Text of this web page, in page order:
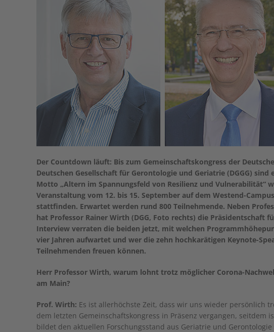
Der Countdown läuft: Bis zum Gemeinschaftskongress der
Deutschen Gesellschaft für Gerontologie und Geriatrie (DGGG)
Motto „Altern im Spannungsfeld von Resilienz und Vulnerabilität“
Veranstaltung vom 12. bis 15. September auf dem Westend-
stattfinden. Erwartet werden rund 800 Teilnehmende. Neben
hat Professor Rainer Wirth (DGG, Foto rechts) die Präsidentschaft
Interview verraten die beiden jetzt, mit welchen
vier Jahren aufwartet und wer die zehn hochkarätigen Keynote-
Teilnehmenden freuen können.
Herr Professor Wirth, warum lohnt trotz möglicher Corona-
am Main?
Prof. Wirth: Es ist allerhöchste Zeit, dass wir uns wieder persönlich
dem letzten Gemeinschaftskongress in Präsenz vergangen, seitdem
bildet den aktuellen Forschungsstand aus Geriatrie und